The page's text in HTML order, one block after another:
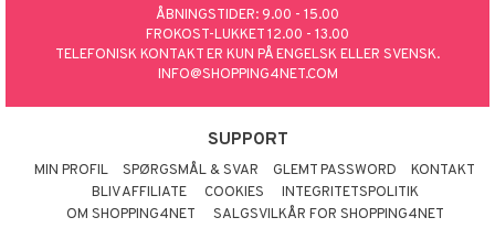
ÅBNINGSTIDER: 9.00 - 15.00
FROKOST-LUKKET 12.00 - 13.00
TELEFONISK KONTAKT ER KUN PÅ ENGELSK ELLER SVENSK.
INFO@SHOPPING4NET.COM
SUPPORT
MIN PROFIL SPØRGSMÅL & SVAR GLEMT PASSWORD
KONTAKT
BLIV AFFILIATE
COOKIES
INTEGRITETSPOLITIK
OM SHOPPING4NET
SALGSVILKÅR FOR SHOPPING4NET